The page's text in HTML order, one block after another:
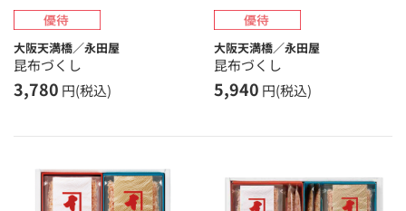
大阪天満橋／永田屋
昆布づくし
3,780 円(税込)
大阪天満橋／永田屋
昆布づくし
5,940 円(税込)